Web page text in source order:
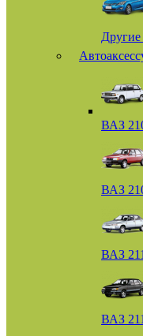
ВАЗ
ВАЗ
ВАЗ
ВАЗ